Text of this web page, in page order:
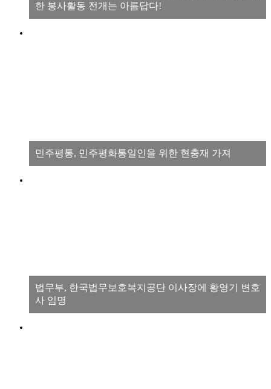
한 봉사활동 전개는 아름답다!
민주평통, 민주평화통일인을 위한 현충재 가져
법무부, 한국법무보호복지공단 이사장에 황영기 변호
사 임명